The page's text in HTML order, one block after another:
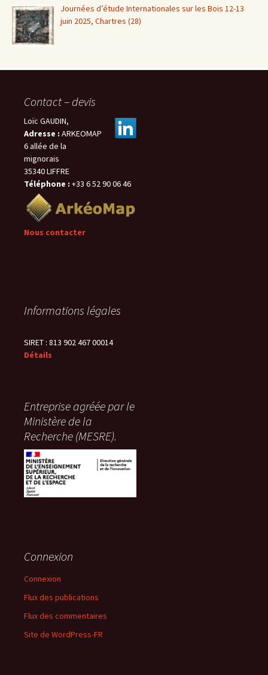
Journées d’étude Internationales sur les Bois 12-13
juin 2025, Chartres (28)
Contact – devis
Loïc GAUDIN,
Adresse : ARKEOMAP
6 allée de la
mignorais
35340 LIFFRE
Téléphone : +33 6 52 90 06 46
Nous contacter
Informations légales
SIRET : 813 902 467 00014
Détails
Entreprise agréée par le
Ministère de la
Recherche (MESRE).
Connexion
Connexion
Flux des publications
Flux des commentaires
Site de WordPress-FR